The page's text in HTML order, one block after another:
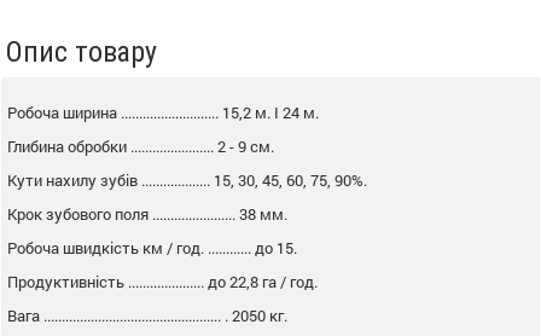
Опис товару
Робоча ширина ........................... 15,2 м. І 24 м.
Глибина обробки ....................... 2 - 9 см.
Кути нахилу зубів ................... 15, 30, 45, 60, 75, 90%.
Крок зубового поля ....................... 38 мм.
Робоча швидкість км / год. ............ до 15.
Продуктивність ..................... до 22,8 га / год.
Вага ................................................. . 2050 кг.